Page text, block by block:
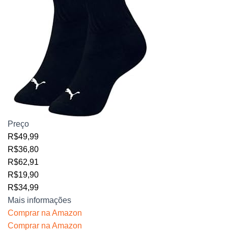
Preço
R$49,99
R$36,80
R$62,91
R$19,90
R$34,99
Mais informações
Comprar na Amazon
Comprar na Amazon